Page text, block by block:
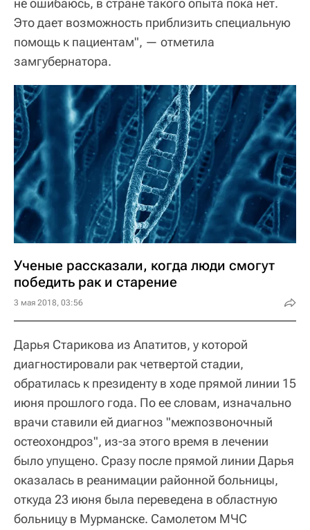
Это дает возможность приблизить специальную
помощь к пациентам", — отметила
замгубернатора.
Ученые рассказали, когда люди смогут
победить рак и старение
3 мая 2018, 03:56
Дарья Старикова из Апатитов, у которой
диагностировали рак четвертой стадии,
обратилась к президенту в ходе прямой линии 15
июня прошлого года. По ее словам, изначально
врачи ставили ей диагноз "межпозвоночный
остеохондроз", из-за этого время в лечении
было упущено. Сразу после прямой линии Дарья
оказалась в реанимации районной больницы,
откуда 23 июня была переведена в областную
больницу в Мурманске. Самолетом МЧС